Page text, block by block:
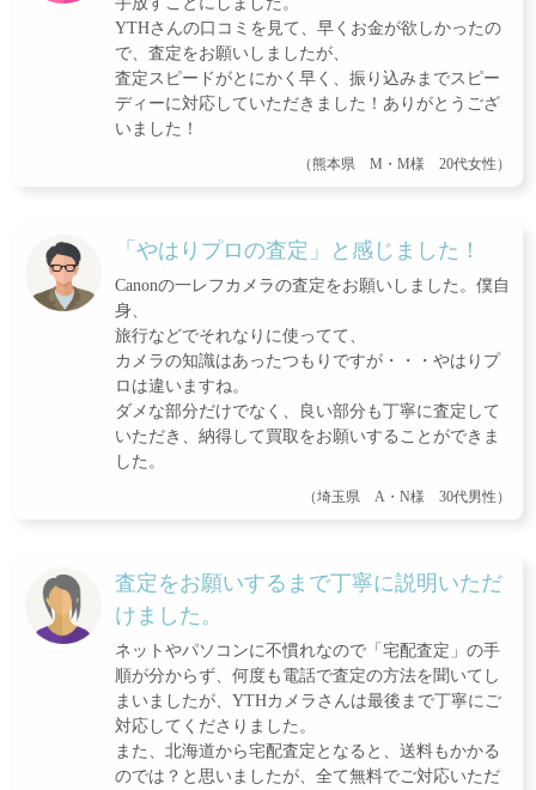
YTHさんの口コミを見て、早くお金が欲しかったの
で、査定をお願いしましたが、
査定スピードがとにかく早く、振り込みまでスピー
ディーに対応していただきました！ありがとうござ
いました！
（熊本県 M・M様 20代女性）
「やはりプロの査定」と感じました！
Canonの一レフカメラの査定をお願いしました。僕自
身、
旅行などでそれなりに使ってて、
カメラの知識はあったつもりですが・・・やはりプ
ロは違いますね。
ダメな部分だけでなく、良い部分も丁寧に査定して
いただき、納得して買取をお願いすることができま
した。
（埼玉県 A・N様 30代男性）
査定をお願いするまで丁寧に説明いただ
けました。
ネットやパソコンに不慣れなので「宅配査定」の手
順が分からず、何度も電話で査定の方法を聞いてし
まいましたが、YTHカメラさんは最後まで丁寧にご
対応してくださりました。
また、北海道から宅配査定となると、送料もかかる
のでは？と思いましたが、全て無料でご対応いただ